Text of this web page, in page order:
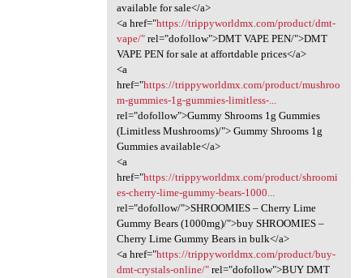
available for sale</a>
<a href="https://trippyworldmx.com/product/dmt-
vape/"rel="dofollow">DMT VAPE PEN/">DMT
VAPE PEN for sale at affortdable prices</a>
<a
href="https://trippyworldmx.com/product/mushroo
m-gummies-1g-gummies-limitless-...
rel="dofollow">Gummy Shrooms 1g Gummies
(Limitless Mushrooms)/"> Gummy Shrooms 1g
Gummies available</a>
<a
href="https://trippyworldmx.com/product/shroomi
es-cherry-lime-gummy-bears-1000...
rel="dofollow/">SHROOMIES – Cherry Lime
Gummy Bears (1000mg)/">buy SHROOMIES –
Cherry Lime Gummy Bears in bulk</a>
<a href="https://trippyworldmx.com/product/buy-
dmt-crystals-online/"rel="dofollow">BUY DMT